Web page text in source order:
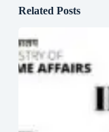
Related Posts